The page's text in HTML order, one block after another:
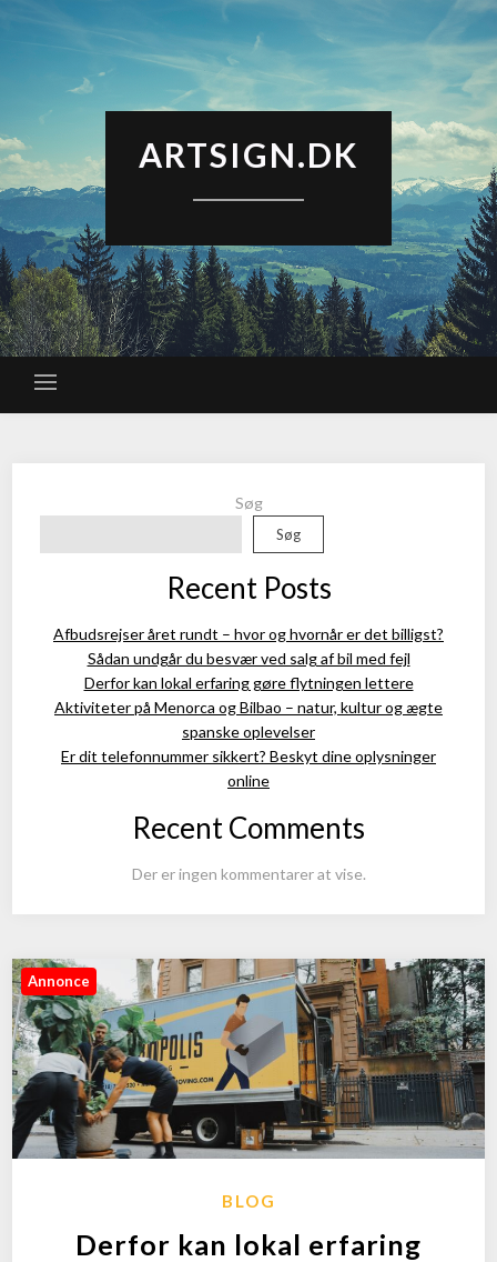
ARTSIGN.DK
Søg
Søg
Recent Posts
Afbudsrejser året rundt – hvor og hvornår er det billigst?
Sådan undgår du besvær ved salg af bil med fejl
Derfor kan lokal erfaring gøre flytningen lettere
Aktiviteter på Menorca og Bilbao – natur, kultur og ægte
spanske oplevelser
Er dit telefonnummer sikkert? Beskyt dine oplysninger
online
Recent Comments
Der er ingen kommentarer at vise.
Annonce
BLOG
Derfor kan lokal erfaring